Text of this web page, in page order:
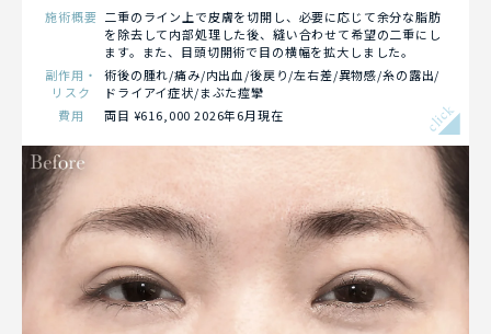
施術概要 二重のライン上で皮膚を切開し、必要に応じて余分な脂肪
を除去して内部処理した後、縫い合わせて希望の二重にし
ます。また、目頭切開術で目の横幅を拡大しました。
副作用・
リスク
術後の腫れ/痛み/内出血/後戻り/左右差/異物感/糸の露出/
ドライアイ症状/まぶた痙攣
費用
両目 ¥616,000 2026年6月現在 click